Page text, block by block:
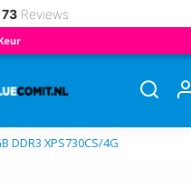
73 Reviews
DDR3 XPS730CS/4G